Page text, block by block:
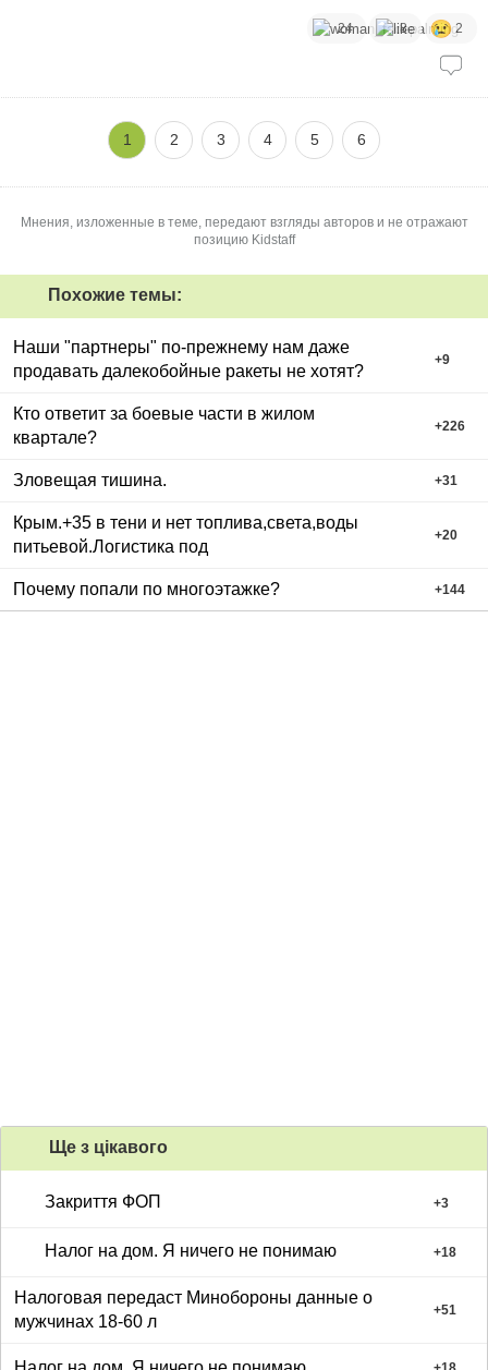
24 8 2
1 2 3 4 5 6
Мнения, изложенные в теме, передают взгляды авторов и не отражают
позицию Kidstaff
Похожие темы:
Наши "партнеры" по-прежнему нам даже
продавать далекобойные ракеты не хотят?
+9
Кто ответит за боевые части в жилом
квартале?
+226
Зловещая тишина. +31
Крым.+35 в тени и нет топлива,света,воды
питьевой.Логистика под
+20
Почему попали по многоэтажке? +144
Ще з цiкавого
Закриття ФОП +3
Налог на дом. Я ничего не понимаю +18
Налоговая передаст Минобороны данные о
мужчинах 18-60 л
+51